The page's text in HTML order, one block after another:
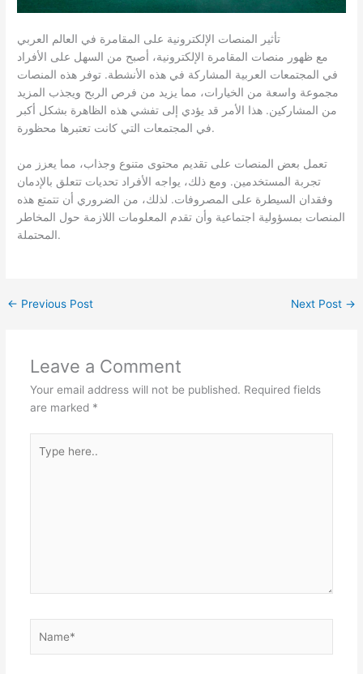
تأثير المنصات الإلكترونية على المقامرة في العالم العربي
مع ظهور منصات المقامرة الإلكترونية، أصبح من السهل على الأفراد
في المجتمعات العربية المشاركة في هذه الأنشطة. توفر هذه المنصات
مجموعة واسعة من الخيارات، مما يزيد من فرص الربح ويجذب المزيد
من المشاركين. هذا الأمر قد يؤدي إلى تفشي هذه الظاهرة بشكل أكبر
في المجتمعات التي كانت تعتبرها محظورة.
تعمل بعض المنصات على تقديم محتوى متنوع وجذاب، مما يعزز من
تجربة المستخدمين. ومع ذلك، يواجه الأفراد تحديات تتعلق بالإدمان
وفقدان السيطرة على المصروفات. لذلك، من الضروري أن تتمتع هذه
المنصات بمسؤولية اجتماعية وأن تقدم المعلومات اللازمة حول المخاطر
المحتملة.
← Previous Post Next Post →
Leave a Comment
Your email address will not be published. Required fields
are marked *
here..